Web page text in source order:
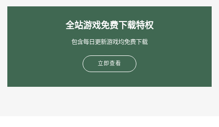
全站游戏免费下载特权
包含每日更新游戏均免费下载
立即查看